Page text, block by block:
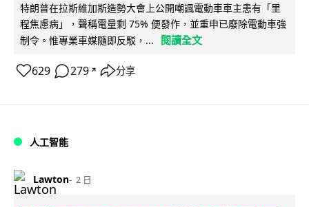
特朗普在拉斯維加斯造勢大會上公開嘲諷電動車車主患有「里
程焦慮病」，聲稱電量剩 75% 便發作，並重申已廢除電動車強
制令。惟專業車媒隨即反駁，...
閱讀全文
629 279 ↗ 分享
人工智能
Lawton 2 日